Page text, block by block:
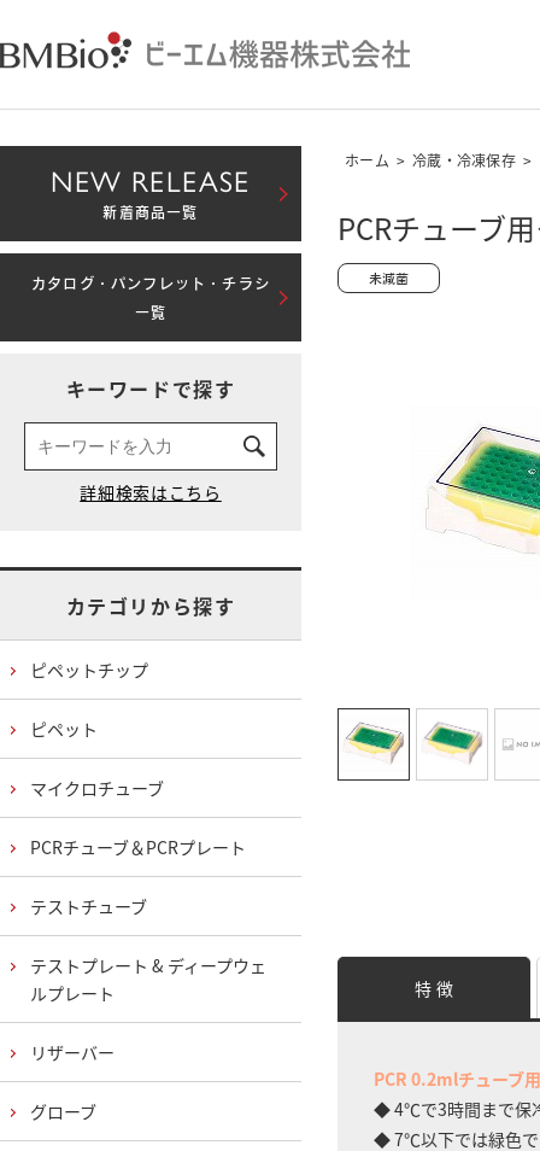
ホーム > 冷蔵・冷凍保存 >
PCRチューブ
特 徴
PCR 0.2mlチューブ
◆ 4℃で3時間まで保
◆ 7℃以下では緑色で
NEW RELEASE
新着商品一覧
カタログ・パンフレット・チラシ
一覧
キーワードで探す
カテゴリから探す
ピペットチップ
ピペット
マイクロチューブ
PCRチューブ＆PCRプレート
テストチューブ
テストプレート & ディープウェ
ルプレート
リザーバー
グローブ